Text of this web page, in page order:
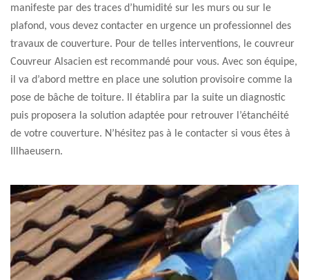
manifeste par des traces d’humidité sur les murs ou sur le
plafond, vous devez contacter en urgence un professionnel des
travaux de couverture. Pour de telles interventions, le couvreur
Couvreur Alsacien est recommandé pour vous. Avec son équipe,
il va d’abord mettre en place une solution provisoire comme la
pose de bâche de toiture. Il établira par la suite un diagnostic
puis proposera la solution adaptée pour retrouver l’étanchéité
de votre couverture. N’hésitez pas à le contacter si vous êtes à
Illhaeusern.